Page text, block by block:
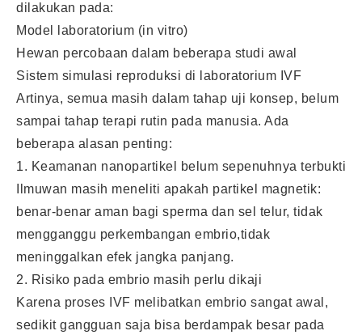
dilakukan pada:
Model laboratorium (in vitro)
Hewan percobaan dalam beberapa studi awal
Sistem simulasi reproduksi di laboratorium IVF
Artinya, semua masih dalam tahap uji konsep, belum
sampai tahap terapi rutin pada manusia. Ada
beberapa alasan penting:
1. Keamanan nanopartikel belum sepenuhnya terbukti
Ilmuwan masih meneliti apakah partikel magnetik:
benar-benar aman bagi sperma dan sel telur, tidak
mengganggu perkembangan embrio,tidak
meninggalkan efek jangka panjang.
2. Risiko pada embrio masih perlu dikaji
Karena proses IVF melibatkan embrio sangat awal,
sedikit gangguan saja bisa berdampak besar pada